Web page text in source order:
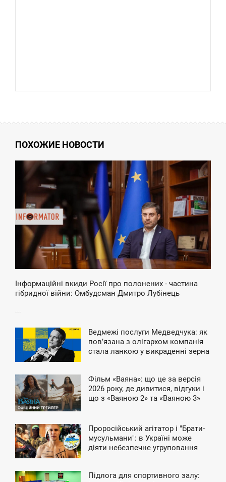
ПОХОЖИЕ НОВОСТИ
Інформаційні вкиди Росії про полонених - частина
гібридної війни: Омбудсман Дмитро Лубінець
...
Ведмежі послуги Медведчука: як
повʼязана з олігархом компанія
стала ланкою у викраденні зерна
Фільм «Ваяна»: що це за версія
2026 року, де дивитися, відгуки і
що з «Ваяною 2» та «Ваяною 3»
Проросійський агітатор і "Брати-
мусульмани": в Україні може
діяти небезпечне угруповання
Підлога для спортивного залу: